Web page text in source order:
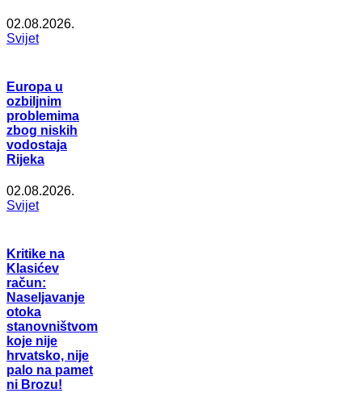
02.08.2026.
Svijet
Europa u
ozbiljnim
problemima
zbog niskih
vodostaja
Rijeka
02.08.2026.
Svijet
Kritike na
Klasićev
račun:
Naseljavanje
otoka
stanovništvom
koje nije
hrvatsko, nije
palo na pamet
ni Brozu!